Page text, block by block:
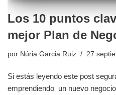
Los 10 puntos
mejor Plan de
por Núria Garcia Ruiz 27
Si estás leyendo este post
emprendiendo un nuevo